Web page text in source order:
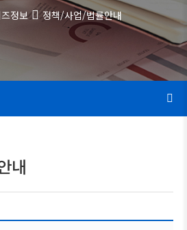
정보 정책/사업/법률안내
내